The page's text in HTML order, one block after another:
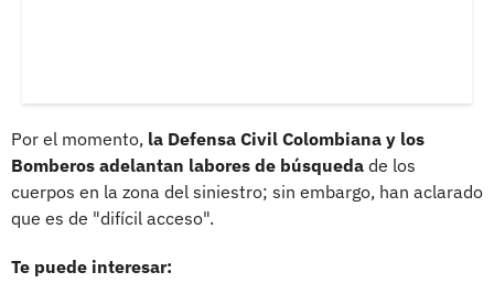
Por el momento, la Defensa Civil Colombiana y los
Bomberos adelantan labores de búsqueda de los
cuerpos en la zona del siniestro; sin embargo, han aclarado
que es de "difícil acceso".
Te puede interesar: